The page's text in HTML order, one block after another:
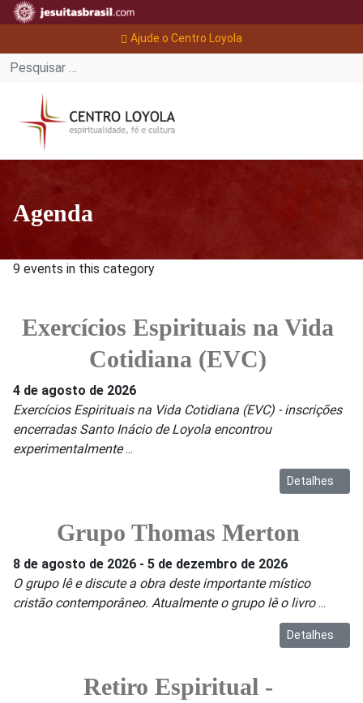
Ajude o Centro Loyola
Agenda
9 events in this category
Exercícios Espirituais na Vida
Cotidiana (EVC)
4 de agosto de 2026
Exercícios Espirituais na Vida Cotidiana (EVC) - inscrições
encerradas Santo Inácio de Loyola encontrou
experimentalmente...
Detalhes
Grupo Thomas Merton
8 de agosto de 2026 - 5 de dezembro de 2026
O grupo lê e discute a obra deste importante místico
cristão contemporâneo. Atualmente o grupo lê o livro...
Detalhes
Retiro Espiritual -